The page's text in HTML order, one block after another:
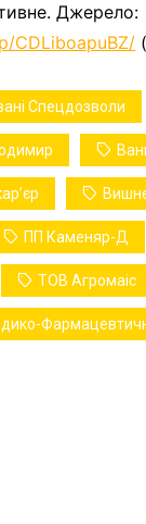
Джерело:
CDLiboapuBZ/
Спецдозволи
ПП Каменяр-Д
ТОВ Агромаіс